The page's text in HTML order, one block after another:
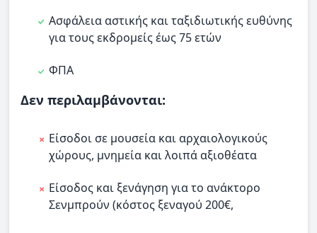
Ασφάλεια αστικής και ταξιδιωτικής ευθύνης
για τους εκδρομείς έως 75 ετών
ΦΠΑ
Δεν περιλαμβάνονται:
Είσοδοι σε μουσεία και αρχαιολογικούς
χώρους, μνημεία και λοιπά αξιοθέατα
Είσοδος και ξενάγηση για το ανάκτορο
Σενμπρούν (κόστος ξεναγού 200€,